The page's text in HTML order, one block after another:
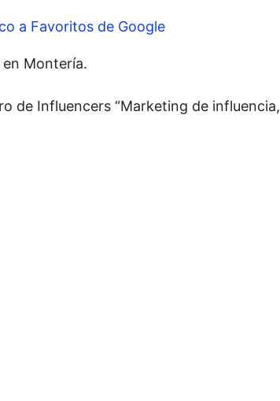
a Favoritos de Google
Montería.
de Influencers “Marketing de influencia,